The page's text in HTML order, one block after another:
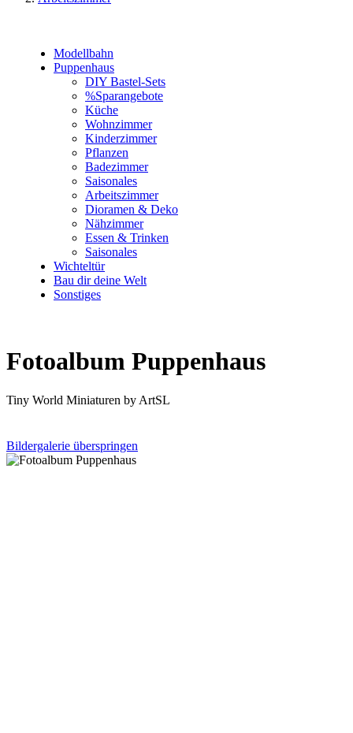
Modellbahn
Puppenhaus
DIY Bastel-Sets
%Sparangebote
Küche
Wohnzimmer
Kinderzimmer
Pflanzen
Badezimmer
Saisonales
Arbeitszimmer
Dioramen & Deko
Nähzimmer
Essen & Trinken
Saisonales
Wichteltür
Bau dir deine Welt
Sonstiges
Fotoalbum Puppenhaus
Tiny World Miniaturen by ArtSL
Bildergalerie überspringen